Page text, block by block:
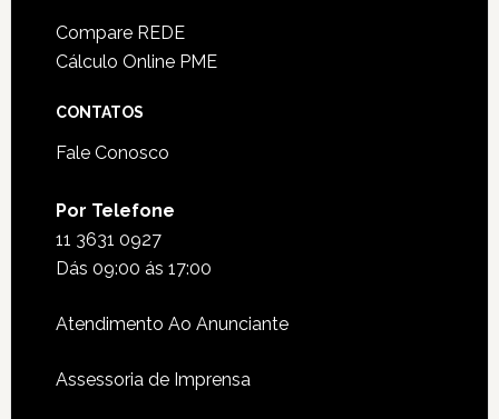
Compare REDE
Cálculo Online PME
CONTATOS
Fale Conosco
Por Telefone
11 3631 0927
Dás 09:00 ás 17:00
Atendimento Ao Anunciante
Assessoria de Imprensa